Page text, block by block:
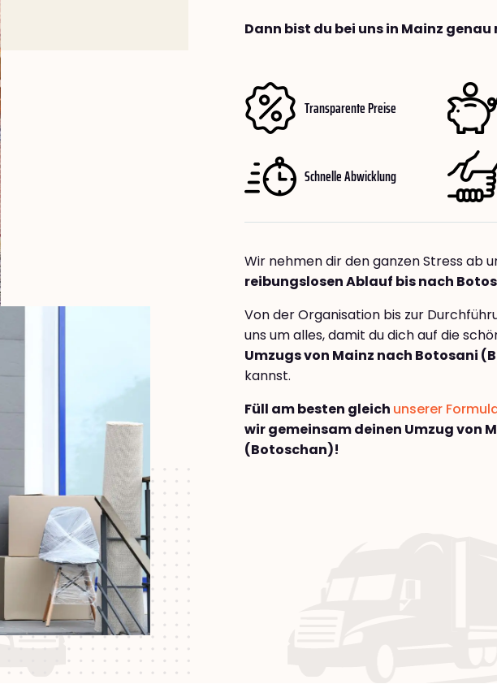
Dann bist du bei uns in Mainz
Transparente Preise
Schnelle Abwicklung
Wir nehmen dir den ganzen Stress ab
reibungslosen Ablauf bis nach
Von der Organisation bis zur
uns um alles, damit du dich auf die
Umzugs von Mainz nach Botosani
kannst.
Füll am besten gleich unserer
wir gemeinsam deinen Umzug von
(Botoschan)!